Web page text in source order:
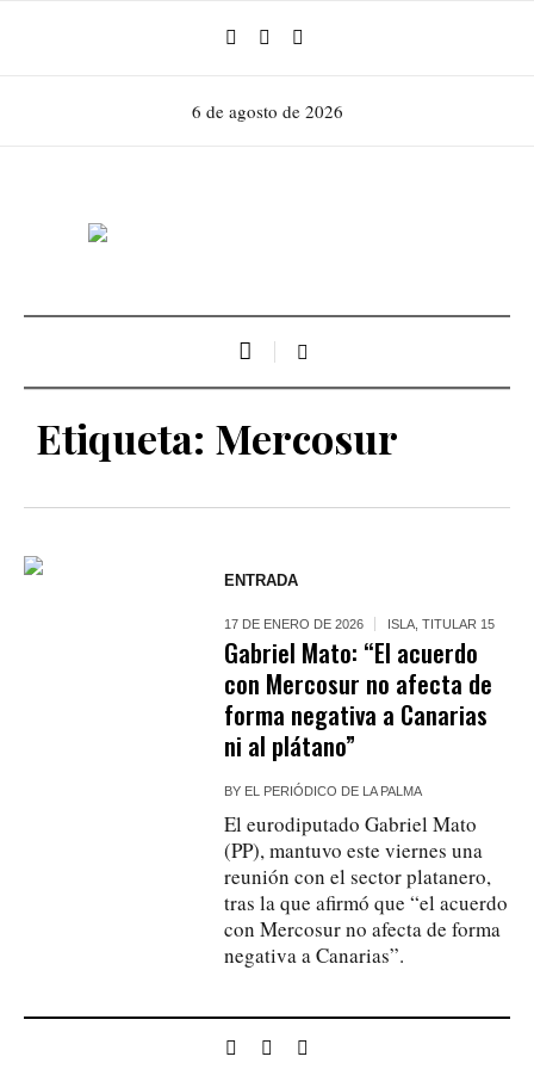
6 de agosto de 2026
Etiqueta: Mercosur
ENTRADA
17 DE ENERO DE 2026 ISLA ,TITULAR 15
Gabriel Mato: “El acuerdo
con Mercosur no afecta de
forma negativa a Canarias
ni al plátano”
BY EL PERIÓDICO DE LA PALMA
El eurodiputado Gabriel Mato
(PP), mantuvo este viernes una
reunión con el sector platanero,
tras la que afirmó que “el acuerdo
con Mercosur no afecta de forma
negativa a Canarias”.